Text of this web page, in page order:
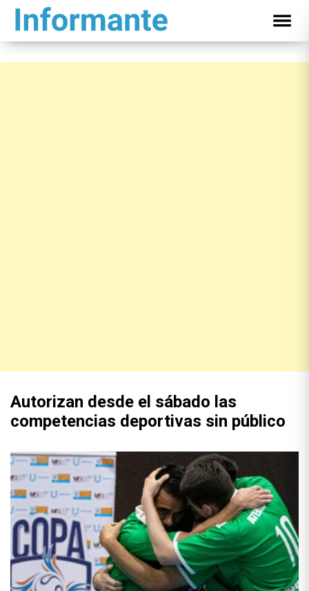
Autorizan desde el sábado las
competencias deportivas sin público